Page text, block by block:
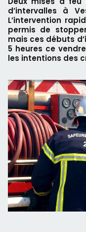
d’intervalles à
L’intervention
permis de
mais ces débuts
5 heures ce
les intentions des